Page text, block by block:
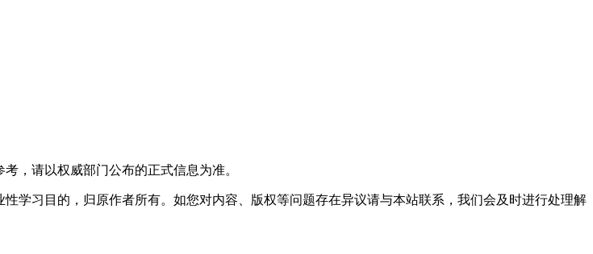
，请以权威部门公布的正式信息为准。
学习目的，归原作者所有。如您对内容、版权等问题存在异议请与本站联系，我们会及时进行处理解